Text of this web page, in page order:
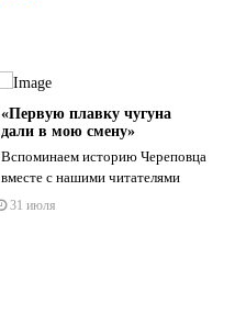
«Первую плавку чугуна
дали в мою смену»
Вспоминаем историю Череповца
вместе с нашими читателями
31 июля